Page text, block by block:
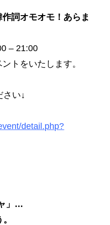
詞オモオモ！あらま
– 21:00
トをいたします。
さい↓
detail.php?
」…